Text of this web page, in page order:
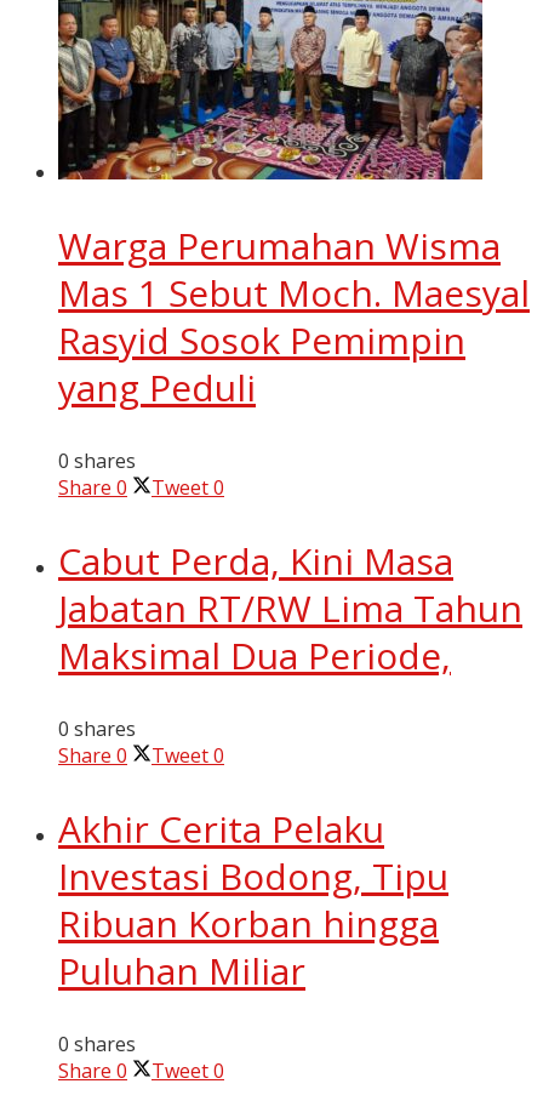
Warga Perumahan Wisma
Mas 1 Sebut Moch. Maesyal
Rasyid Sosok Pemimpin
yang Peduli
0 shares
Share 0 Tweet0
Cabut Perda, Kini Masa
Jabatan RT/RW Lima Tahun
Maksimal Dua Periode,
0 shares
Share 0 Tweet0
Akhir Cerita Pelaku
Investasi Bodong, Tipu
Ribuan Korban hingga
Puluhan Miliar
0 shares
Share 0 Tweet0